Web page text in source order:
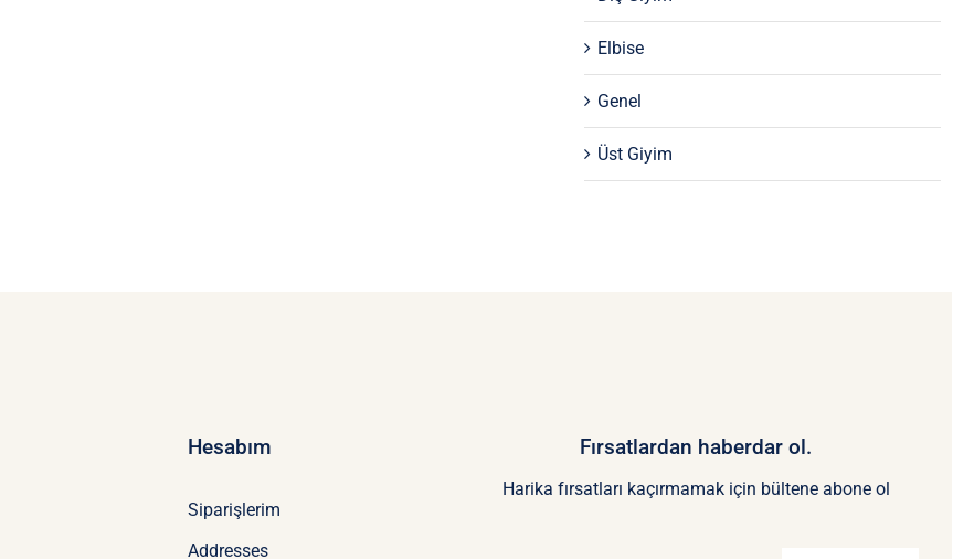
Elbise
Genel
Üst Giyim
Hesabım
Siparişlerim
Addresses
Fırsatlardan haberdar ol.
Harika fırsatları kaçırmamak için bültene abone ol